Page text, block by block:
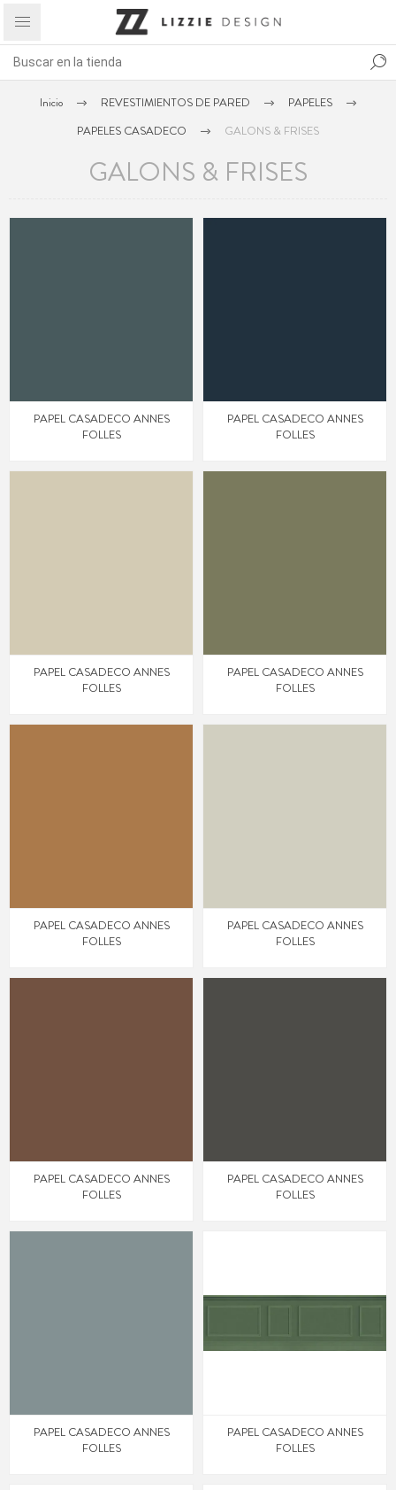
Inicio REVESTIMIENTOS DE PARED
PAPELES
PAPELES CASADECO
GALONS & FRISES
GALONS & FRISES
PAPEL CASADECO ANNES
FOLLES
PAPEL CASADECO ANNES
FOLLES
PAPEL CASADECO ANNES
FOLLES
PAPEL CASADECO ANNES
FOLLES
PAPEL CASADECO ANNES
FOLLES
PAPEL CASADECO ANNES
FOLLES
PAPEL CASADECO ANNES
FOLLES
PAPEL CASADECO ANNES
FOLLES
PAPEL CASADECO ANNES
FOLLES
PAPEL CASADECO ANNES
FOLLES